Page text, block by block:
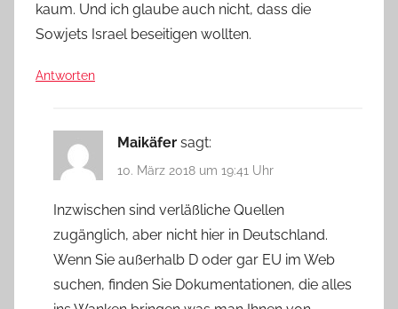
kaum. Und ich glaube auch nicht, dass die
Sowjets Israel beseitigen wollten.
Antworten
Maikäfer sagt:
10. März 2018 um 19:41 Uhr
Inzwischen sind verläßliche Quellen
zugänglich, aber nicht hier in Deutschland.
Wenn Sie außerhalb D oder gar EU im Web
suchen, finden Sie Dokumentationen, die alles